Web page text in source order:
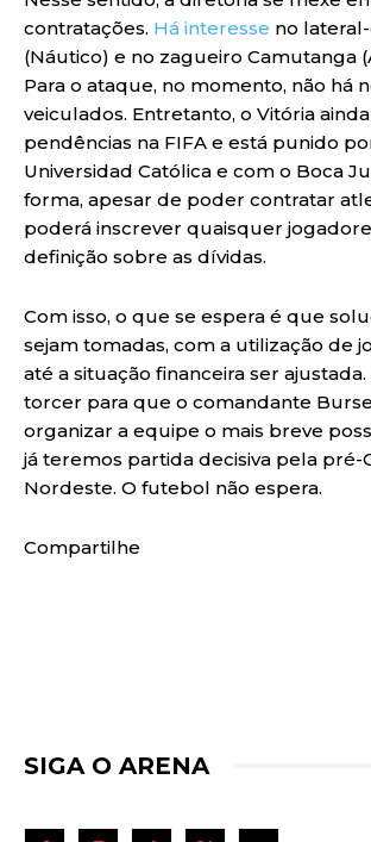
contratações. Há interesse no
(Náutico) e no zagueiro Camutanga
Para o ataque, no momento, não há
veiculados. Entretanto, o Vitória
pendências na FIFA e está punido
Universidad Católica e com o Boca
forma, apesar de poder contratar
poderá inscrever quaisquer
definição sobre as dívidas.
Com isso, o que se espera é que
sejam tomadas, com a utilização de
até a situação financeira ser
torcer para que o comandante
organizar a equipe o mais breve
já teremos partida decisiva pela pré-
Nordeste. O futebol não espera.
Compartilhe
SIGA O ARENA